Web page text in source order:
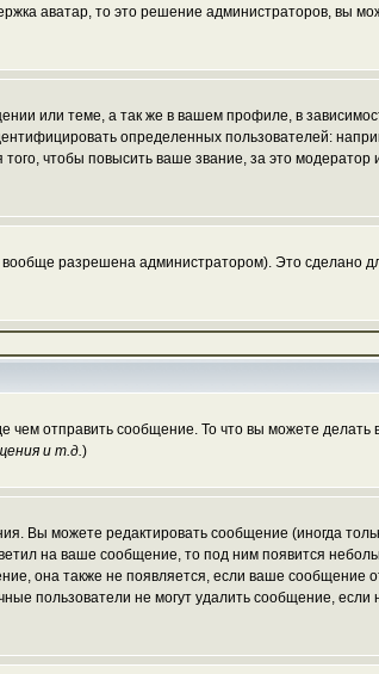
аватар, то это решение администраторов, вы
или теме, а так же в вашем профиле, в
определенных пользователей:
чтобы повысить ваше звание, за это модератор
разрешена администратором). Это сделано
чем отправить сообщение. То что вы можете
и т.д.)
Вы можете редактировать сообщение (иногда
на ваше сообщение, то под ним появится
она также не появляется, если ваше сообщение
пользователи не могут удалить сообщение, если